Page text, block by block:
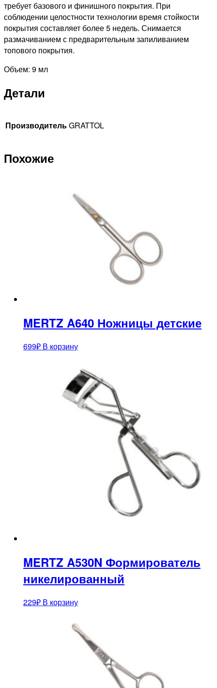
требует базового и финишного покрытия. При
соблюдении целостности технологии время стойкости
покрытия составляет более 5 недель. Снимается
размачиванием с предварительным запиливанием
топового покрытия.
Объем: 9 мл
Детали
ПроизводительGRATTOL
Похожие
MERTZ A640 Ножницы детские
699₽ В корзину
MERTZ A530N Формирователь
никелированный
229₽ В корзину